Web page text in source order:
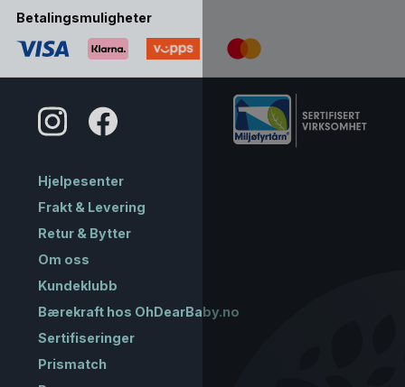
Betalingsmuligheter
Hjelpesenter
Frakt & Levering
Retur & Bytter
Om oss
Kundeklubb
Bærekraft hos OhDearBaby.no
Sertifiseringer
Prismatch